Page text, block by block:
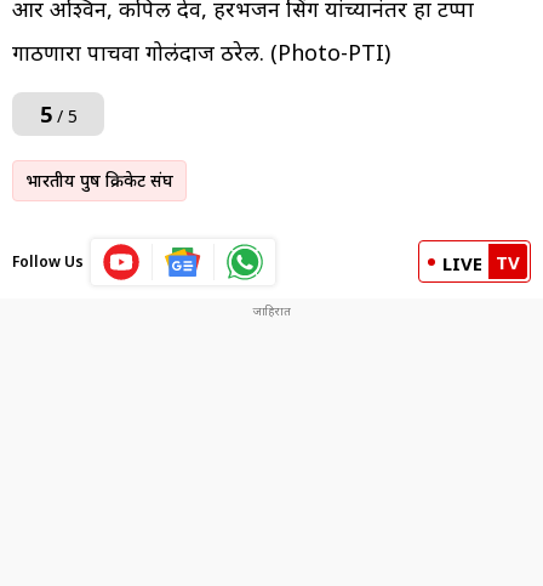
आर अश्विन, कपिल देव, हरभजन सिंग यांच्यानंतर हा टप्पा
गाठणारा पाचवा गोलंदाज ठरेल. (Photo-PTI)
5/ 5
भारतीय पुरूष क्रिकेट संघ
Follow Us LIVE TV